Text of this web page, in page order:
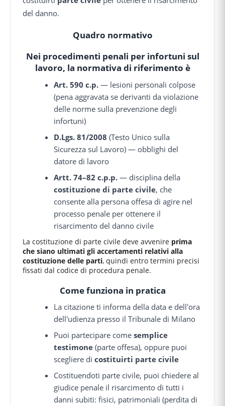
del danno.
Quadro normativo
Nei procedimenti penali per infortuni sul
lavoro, la normativa di riferimento è
Art. 590 c.p. — lesioni personali colpose
(pena aggravata se derivanti da violazione
delle norme sulla prevenzione degli
infortuni)
D.Lgs. 81/2008 (Testo Unico sulla
Sicurezza sul Lavoro) — obblighi del
datore di lavoro
Artt. 74–82 c.p.p. — disciplina della
costituzione di parte civile, che
consente alla persona offesa di agire nel
processo penale per ottenere il
risarcimento del danno civile
La costituzione di parte civile deve avvenire prima
che siano ultimati gli accertamenti relativi alla
costituzione delle parti, quindi entro termini precisi
fissati dal codice di procedura penale.
Come funziona in pratica
La citazione ti informa della data e dell'ora
dell'udienza presso il Tribunale di Milano
Puoi partecipare comesemplice
testimone (parte offesa), oppure puoi
scegliere dicostituirti parte civile
Costituendoti parte civile, puoi chiedere al
giudice penale il risarcimento di tutti i
danni subiti: fisici, patrimoniali (perdita di